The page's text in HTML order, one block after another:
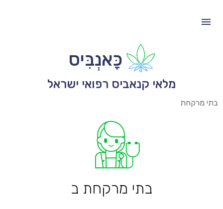
כָּאנְבִּיס
מלאי קנאביס רפואי ישראל
בתי מרקחת
בתי מרקחת ב